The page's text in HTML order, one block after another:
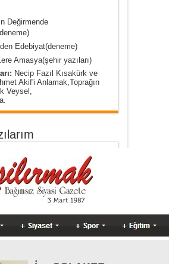
Değirmende
Edebiyat(deneme)
Amasya(şehir yazıları)
Necip Fazıl Kısakürk ve
Akif'i Anlamak,Toprağın
Veysel,